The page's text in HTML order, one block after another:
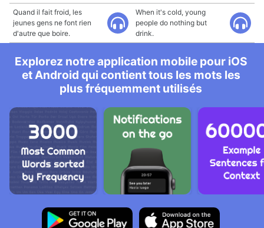
Quand il fait froid, les
jeunes gens ne font rien
d'autre que boire.
When it's cold, young
people do nothing but
drink.
Explorez notre application mobile pour iOS
et Android qui contient tous les mots les
plus fréquemment utilisés